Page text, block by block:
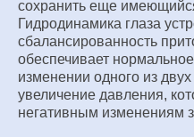
сохранить еще
Гидродинамика глаза
сбалансированность
обеспечивает
изменении одного из
увеличение давления,
негативным изменениям